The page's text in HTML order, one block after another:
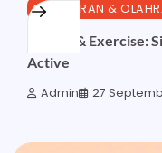
KEBUGARAN &
Fitness & Exercise:
Active
Admin 27